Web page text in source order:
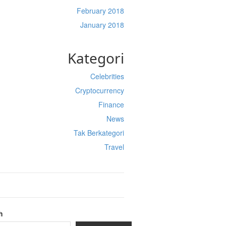
February 2018
January 2018
Kategori
Celebrities
Cryptocurrency
Finance
News
Tak Berkategori
Travel